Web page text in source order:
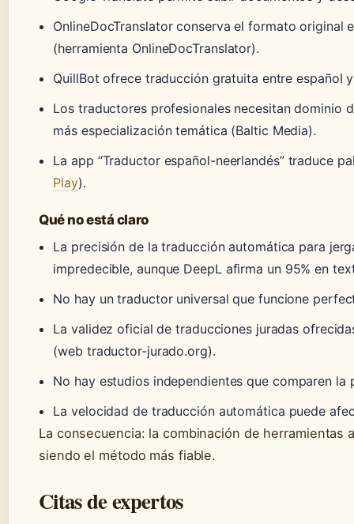
OnlineDocTranslator conserva el formato original
(herramienta OnlineDocTranslator).
QuillBot ofrece traducción gratuita entre español
Los traductores profesionales necesitan dominio
más especialización temática (Baltic Media).
La app “Traductor español-neerlandés” traduce
Play).
Qué no está claro
La precisión de la traducción automática para
impredecible, aunque DeepL afirma un 95% en
No hay un traductor universal que funcione
La validez oficial de traducciones juradas
(web traductor-jurado.org).
No hay estudios independientes que comparen la
La velocidad de traducción automática puede
La consecuencia: la combinación de herramientas
siendo el método más fiable.
Citas de expertos